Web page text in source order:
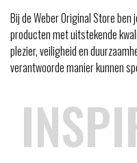
Bij de Weber Original Store
producten met uitstekende
plezier, veiligheid en
verantwoorde manier kunnen